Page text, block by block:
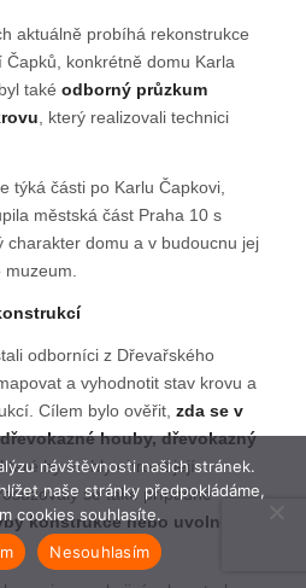
aktuálně probíhá rekonstrukce
konkrétně domu Karla
také odborný průzkum
, který realizovali technici
týká části po Karlu Čapkovi,
městská část Praha 10 s
charakter domu a v budoucnu jej
odborníci z Dřevařského
a vyhodnotit stav krovu a
Cílem bylo ověřit, zda se v
houby, dřevokazný
by mohly ohrozit její
se také případné
konstrukce nebo uvolněné
návštěvnosti našich stránek.
naše stránky předpokládáme,
cookies souhlasíte.
Nesouhlasím